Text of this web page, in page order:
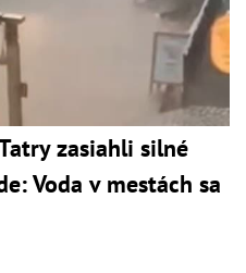
zasiahli silné
Voda v mestách sa